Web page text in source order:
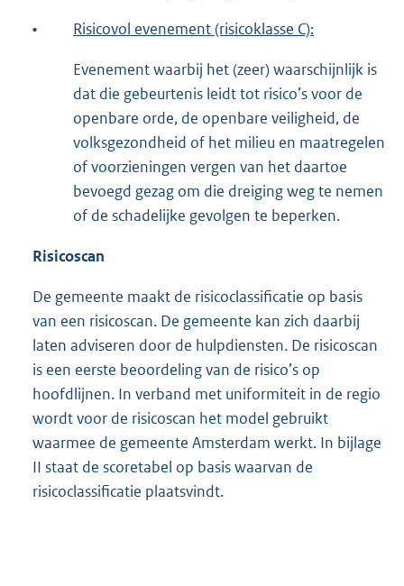
• Risicovol evenement (risicoklasse C):
Evenement waarbij het (zeer) waarschijnlijk is
dat die gebeurtenis leidt tot risico’s voor de
openbare orde, de openbare veiligheid, de
volksgezondheid of het milieu en maatregelen
of voorzieningen vergen van het daartoe
bevoegd gezag om die dreiging weg te nemen
of de schadelijke gevolgen te beperken.
Risicoscan
De gemeente maakt de risicoclassificatie op basis
van een risicoscan. De gemeente kan zich daarbij
laten adviseren door de hulpdiensten. De risicoscan
is een eerste beoordeling van de risico’s op
hoofdlijnen. In verband met uniformiteit in de regio
wordt voor de risicoscan het model gebruikt
waarmee de gemeente Amsterdam werkt. In bijlage
II staat de scoretabel op basis waarvan de
risicoclassificatie plaatsvindt.